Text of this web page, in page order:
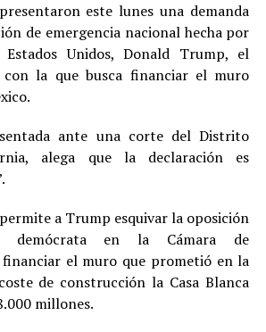
este lunes una demanda
de emergencia nacional hecha por
Unidos, Donald Trump, el
con la que busca financiar el muro
ante una corte del Distrito
alega que la declaración es
a Trump esquivar la oposición
demócrata en la Cámara de
financiar el muro que prometió en la
de construcción la Casa Blanca
millones.